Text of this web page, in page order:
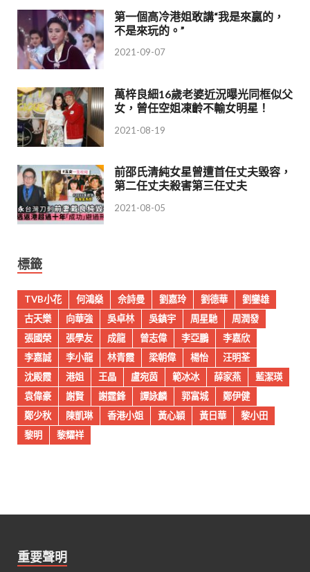
第一個高冷港姐敢講“我是來贏的，
不是來玩的。”
2021-09-07
萬梓良細16歲老婆近況曝光同框似父
女，曾任空姐凍齡不輸女明星！
2021-08-19
前邵氏清純女星曾遭首任丈夫毀容，
第二任丈夫殺害第三任丈夫
2021-08-05
標籤
TVB小花 何鴻燊 佘詩曼 劉嘉玲 劉德華
劉鑾雄
古天樂
向華強 吳卓林 吳鎮宇 周星馳
周潤發
張國榮
張學友 成龍 曾志偉 李亞鵬
李嘉欣
李嘉誠
李小龍 林青霞 梁朝偉 楊怡
汪明荃
沈殿霞
港姐 王晶 盧宛茵 範冰冰 薛家燕
藍潔瑛
袁偉豪
謝賢 謝霆鋒 譚詠麟 郭富城
鄭伊健
鄭少秋
陳凱琳 香港小姐 黃心穎 黃日華
黎小田
黎明
黎耀祥
重要聲明